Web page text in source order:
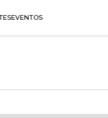
EVENTOS